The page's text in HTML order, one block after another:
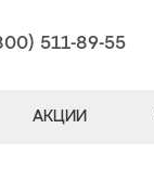
511-89-55
АКЦИИ